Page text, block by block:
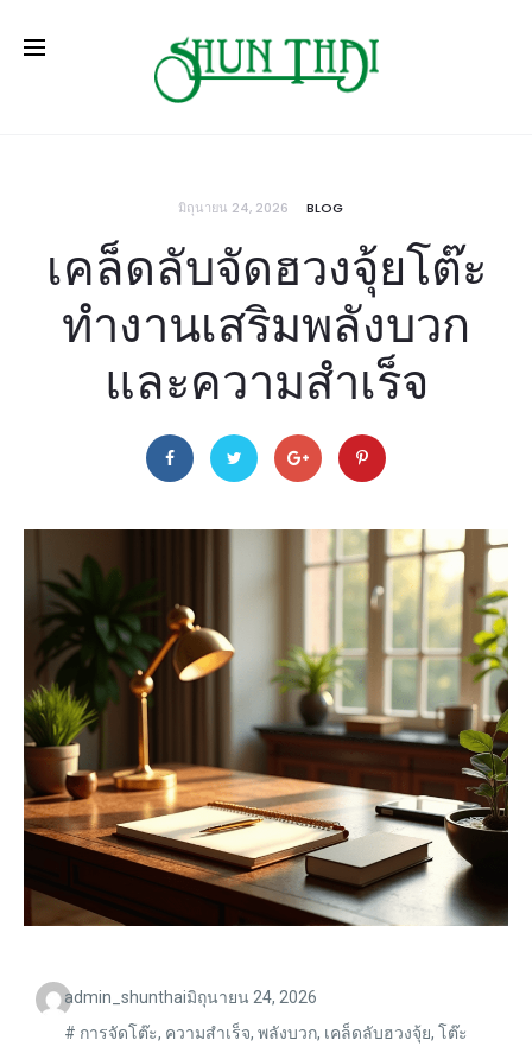
มิถุนายน 24, 2026 BLOG
เคล็ดลับจัดฮวงจุ้ยโต๊ะ
ทำงานเสริมพลังบวก
และความสำเร็จ
admin_shunthaiมิถุนายน 24, 2026
# การจัดโต๊ะ, ความสำเร็จ,พลังบวก, เคล็ดลับฮวงจุ้ย,โต๊ะ